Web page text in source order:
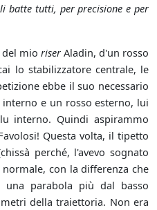
batte tutti, per precisione e per
mio riserAladin, d'un rosso
lo stabilizzatore centrale, le
ebbe il suo necessario
e un rosso esterno, lui
interno. Quindi aspirammo
Questa volta, il tipetto
perché, l'avevo sognato
con la differenza che
una parabola più dal basso
della traiettoria. Non era